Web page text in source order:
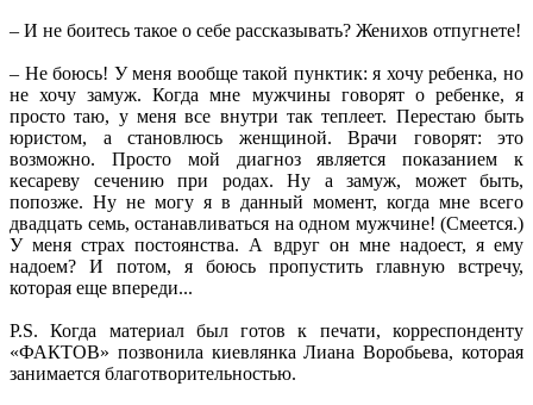
– И не боитесь такое о себе рассказывать? Женихов отпугнете!
– Не боюсь! У меня вообще такой пунктик: я хочу ребенка, но
не хочу замуж. Когда мне мужчины говорят о ребенке, я
просто таю, у меня все внутри так теплеет. Перестаю быть
юристом, а становлюсь женщиной. Врачи говорят: это
возможно. Просто мой диагноз является показанием к
кесареву сечению при родах. Ну а замуж, может быть,
попозже. Ну не могу я в данный момент, когда мне всего
двадцать семь, останавливаться на одном мужчине! (Смеется.)
У меня страх постоянства. А вдруг он мне надоест, я ему
надоем? И потом, я боюсь пропустить главную встречу,
которая еще впереди...
Р.S. Когда материал был готов к печати, корреспонденту
«ФАКТОВ» позвонила киевлянка Лиана Воробьева, которая
занимается благотворительностью.